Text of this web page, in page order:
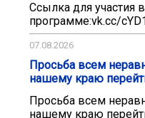
Ссылка для участия
программе:vk.cc/
07.08.2026
Просьба всем
нашему краю
Просьба всем
нашему краю